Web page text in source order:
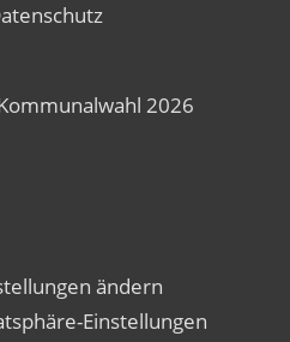
2026
ändern
Einstellungen